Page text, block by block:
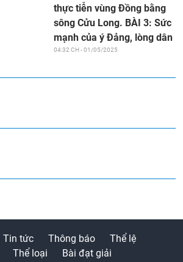
thực tiễn vùng Đồng bằng
sông Cửu Long. BÀI 3: Sức
mạnh của ý Đảng, lòng dân
04:32 CH - 01/05/2025
Tin tức Thông báo
Thể lệ
Thể loại
Bài đạt giải